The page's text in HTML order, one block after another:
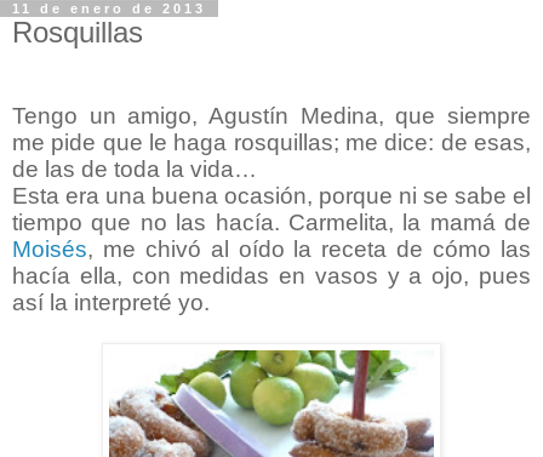
11 de enero de 2013
Rosquillas
Tengo un amigo, Agustín Medina, que siempre
me pide que le haga rosquillas; me dice: de esas,
de las de toda la vida…
Esta era una buena ocasión, porque ni se sabe el
tiempo que no las hacía. Carmelita, la mamá de
Moisés, me chivó al oído la receta de cómo las
hacía ella, con medidas en vasos y a ojo, pues
así la interpreté yo.